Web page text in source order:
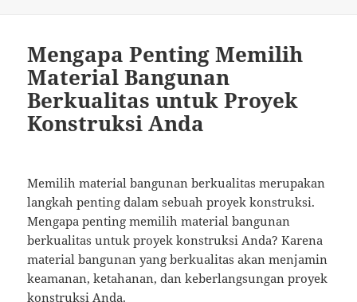
Mengapa Penting Memilih
Material Bangunan
Berkualitas untuk Proyek
Konstruksi Anda
Memilih material bangunan berkualitas merupakan
langkah penting dalam sebuah proyek konstruksi.
Mengapa penting memilih material bangunan
berkualitas untuk proyek konstruksi Anda? Karena
material bangunan yang berkualitas akan menjamin
keamanan, ketahanan, dan keberlangsungan proyek
konstruksi Anda.